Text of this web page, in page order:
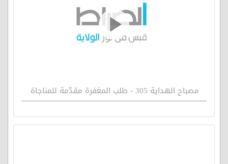
مصباح الهداية 305 - طلب المغفرة مقدّمة للمناجاة